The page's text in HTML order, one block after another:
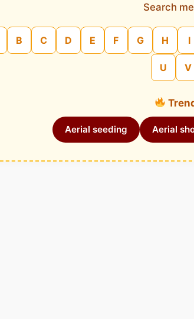
Search
B C D E F G H I
U V
Aerial seeding Aerial